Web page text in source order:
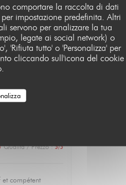
comportare la raccolta di dati
impostazione predefinita. Altri
servono per analizzare la tua
legate ai social network) o
'Rifiuta tutto' o 'Personalizza' per
cliccando sull'icona del cookie
Qualità / Prezzo: 1/5
Qualità / Prezzo
Qualità / Prezzo: 5/5
et compétent